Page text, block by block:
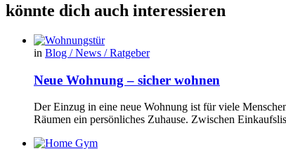
könnte dich auch interessieren
in Blog / News / Ratgeber
Neue Wohnung – sicher wohnen
Der Einzug in eine neue Wohnung ist für viele
Räumen ein persönliches Zuhause. Zwischen